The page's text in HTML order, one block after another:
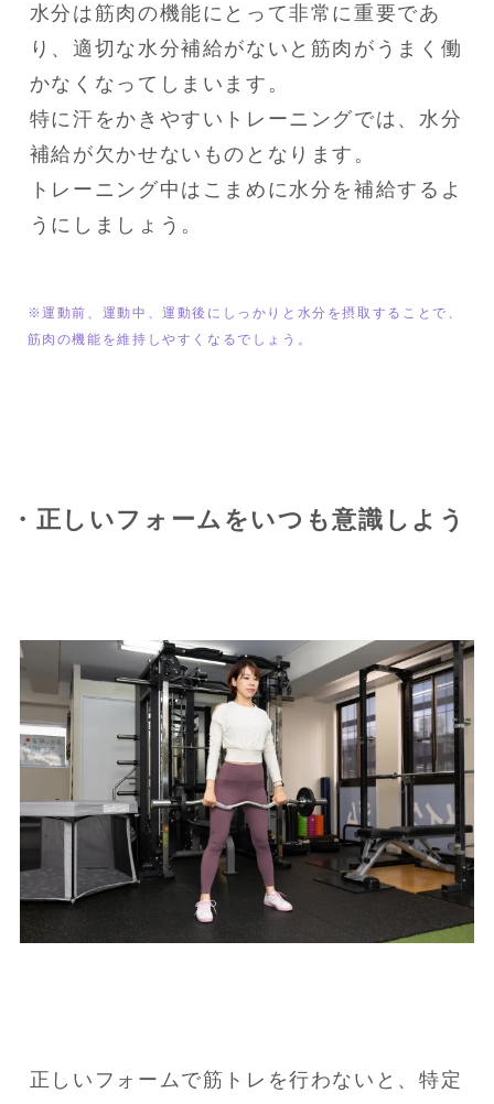
水分は筋肉の機能にとって非常に重要であ
り、適切な水分補給がないと筋肉がうまく働
かなくなってしまいます。
特に汗をかきやすいトレーニングでは、水分
補給が欠かせないものとなります。
トレーニング中はこまめに水分を補給するよ
うにしましょう。
※運動前、運動中、運動後にしっかりと水分を摂取することで、
筋肉の機能を維持しやすくなるでしょう。
・正しいフォームをいつも意識しよう
正しいフォームで筋トレを行わないと、特定